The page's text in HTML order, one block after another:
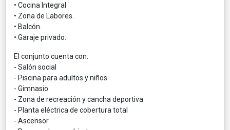
• Cocina Integral
• Zona de Labores.
• Balcón.
• Garaje privado.
El conjunto cuenta con:
- Salón social
- Piscina para adultos y niños
- Gimnasio
- Zona de recreación y cancha deportiva
- Planta eléctrica de cobertura total
- Ascensor